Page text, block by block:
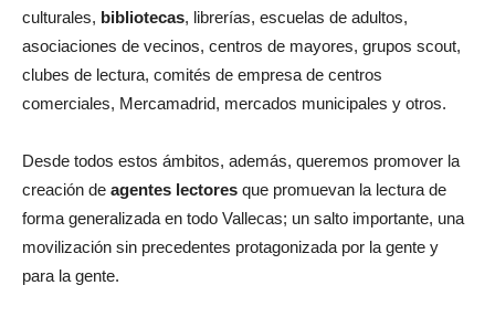
culturales, bibliotecas, librerías, escuelas de adultos,
asociaciones de vecinos, centros de mayores, grupos scout,
clubes de lectura, comités de empresa de centros
comerciales, Mercamadrid, mercados municipales y otros.
Desde todos estos ámbitos, además, queremos promover la
creación de agentes lectores que promuevan la lectura de
forma generalizada en todo Vallecas; un salto importante, una
movilización sin precedentes protagonizada por la gente y
para la gente.